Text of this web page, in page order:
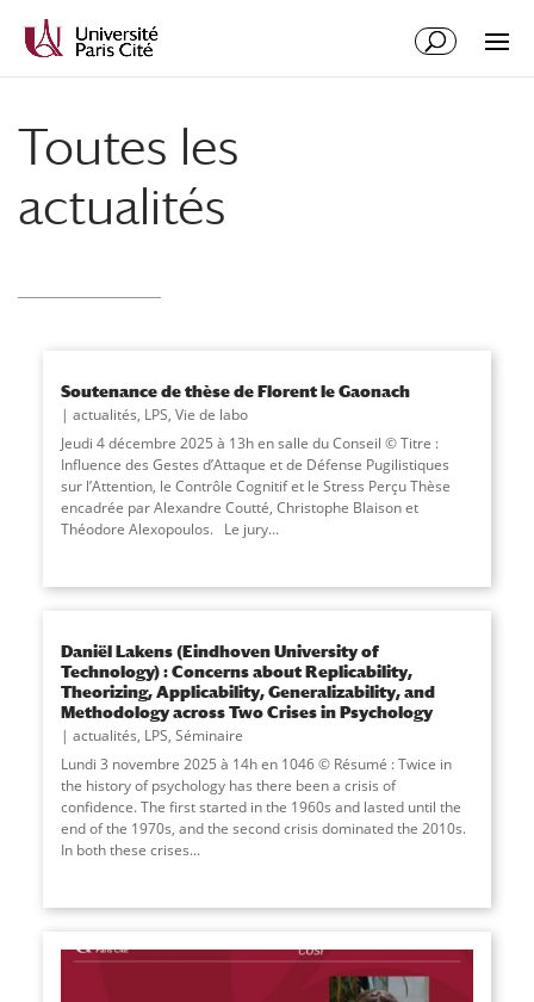
contenu
Toutes les
actualités
Soutenance de thèse de Florent le Gaonach
actualités, LPS, Vie de labo
Jeudi 4 décembre 2025 à 13h en salle du Conseil © Titre :
Influence des Gestes d’Attaque et de Défense Pugilistiques
sur l’Attention, le Contrôle Cognitif et le Stress Perçu Thèse
encadrée par Alexandre Coutté, Christophe Blaison et
Théodore Alexopoulos. Le jury...
Daniël Lakens (Eindhoven University of
Technology) : Concerns about Replicability,
Theorizing, Applicability, Generalizability, and
Methodology across Two Crises in Psychology
actualités, LPS, Séminaire
Lundi 3 novembre 2025 à 14h en 1046 © Résumé : Twice in
the history of psychology has there been a crisis of
confidence. The first started in the 1960s and lasted until the
end of the 1970s, and the second crisis dominated the 2010s.
In both these crises...